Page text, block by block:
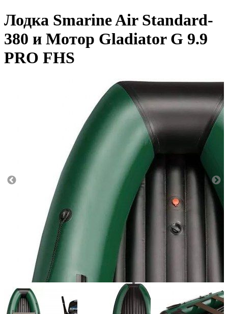
Лодка Smarine Air Standard-
380 и Мотор Gladiator G 9.9
PRO FHS